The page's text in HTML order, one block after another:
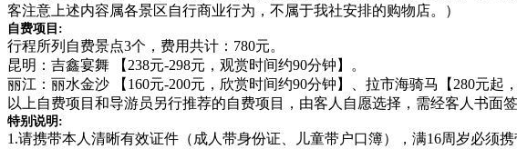
客注意上述内容属各景区自行商业行为，不属于我社安排的购物店。）
自费项目:
行程所列自费景点3个，费用共计：780元。
昆明：吉鑫宴舞 【238元-298元，观赏时间约90分钟】。
丽江：丽水金沙 【160元-200元，欣赏时间约90分钟】、拉市海骑马【280元起
以上自费项目和导游员另行推荐的自费项目，由客人自愿选择，需经客人书面签
特别说明:
1.请携带本人清晰有效证件（成人带身份证、儿童带户口簿），满16周岁必须携